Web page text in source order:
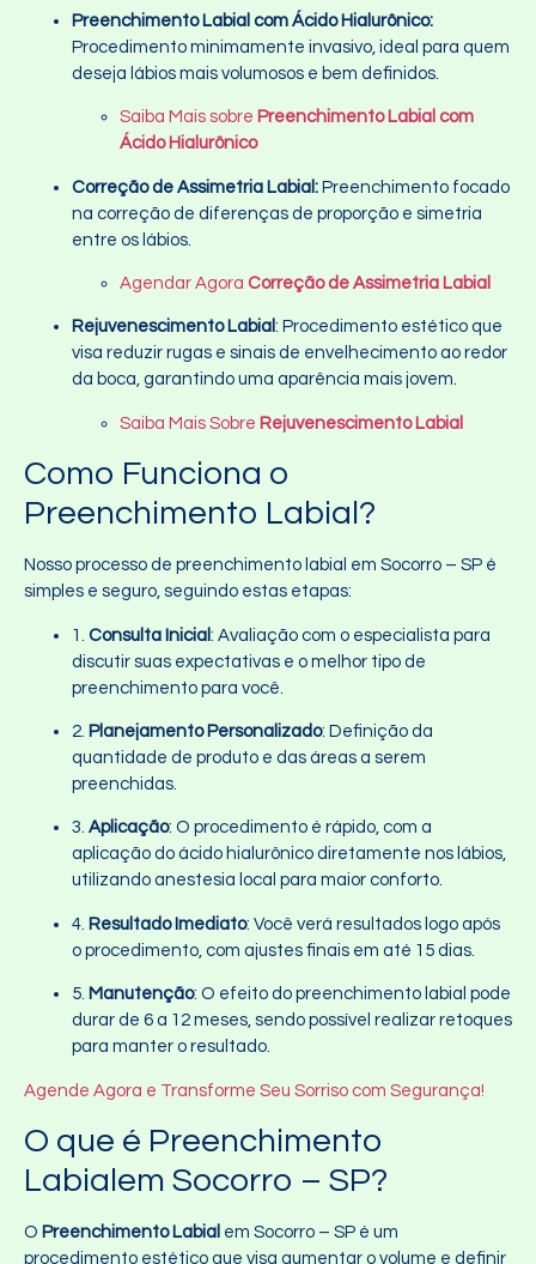
Preenchimento Labial com Ácido Hialurônico:
Procedimento minimamente invasivo, ideal para quem
deseja lábios mais volumosos e bem definidos.
Saiba Mais sobre Preenchimento Labial com
Ácido Hialurônico
Correção de Assimetria Labial: Preenchimento focado
na correção de diferenças de proporção e simetria
entre os lábios.
Agendar Agora Correção de Assimetria Labial
Rejuvenescimento Labial : Procedimento estético que
visa reduzir rugas e sinais de envelhecimento ao redor
da boca, garantindo uma aparência mais jovem.
Saiba Mais Sobre Rejuvenescimento Labial
Como Funciona o
Preenchimento Labial?
Nosso processo de preenchimento labial em Socorro – SP é
simples e seguro, seguindo estas etapas:
1. Consulta Inicial : Avaliação com o especialista para
discutir suas expectativas e o melhor tipo de
preenchimento para você.
2. Planejamento Personalizado: Definição da
quantidade de produto e das áreas a serem
preenchidas.
3. Aplicação: O procedimento é rápido, com a
aplicação do ácido hialurônico diretamente nos lábios,
utilizando anestesia local para maior conforto.
4. Resultado Imediato: Você verá resultados logo após
o procedimento, com ajustes finais em até 15 dias.
5. Manutenção: O efeito do preenchimento labial pode
durar de 6 a 12 meses, sendo possível realizar retoques
para manter o resultado.
Agende Agora e Transforme Seu Sorriso com Segurança!
O que é Preenchimento
Labialem Socorro – SP?
O Preenchimento Labial em Socorro – SP é um
procedimento estético que visa aumentar o volume e definir